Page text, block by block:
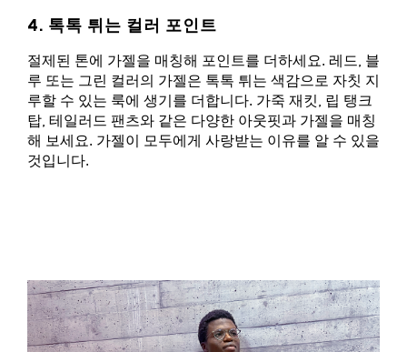
4. 톡톡 튀는 컬러 포인트
절제된 톤에 가젤을 매칭해 포인트를 더하세요. 레드, 블
루 또는 그린 컬러의 가젤은 톡톡 튀는 색감으로 자칫 지
루할 수 있는 룩에 생기를 더합니다. 가죽 재킷, 립 탱크
탑, 테일러드 팬츠와 같은 다양한 아웃핏과 가젤을 매칭
해 보세요. 가젤이 모두에게 사랑받는 이유를 알 수 있을
것입니다.